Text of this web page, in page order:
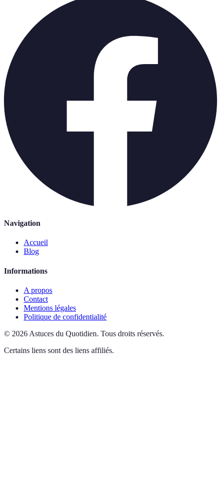
Navigation
Accueil
Blog
Informations
A propos
Contact
Mentions légales
Politique de confidentialité
© 2026 Astuces du Quotidien. Tous droits réservés.
Certains liens sont des liens affiliés.